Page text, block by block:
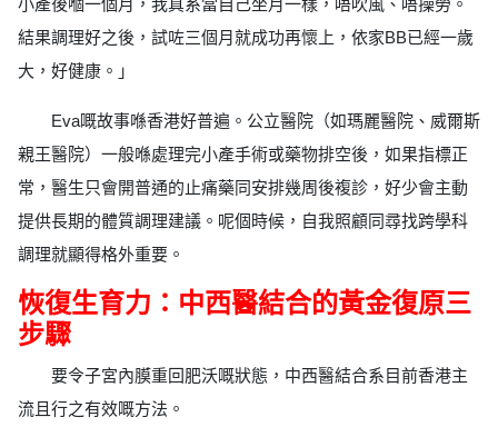
小產後嗰一個月，我真系當自己坐月一樣，唔吹風、唔操勞。
結果調理好之後，試咗三個月就成功再懷上，依家BB已經一歲
大，好健康。」
Eva嘅故事喺香港好普遍。公立醫院（如瑪麗醫院、威爾斯
親王醫院）一般喺處理完小產手術或藥物排空後，如果指標正
常，醫生只會開普通的止痛藥同安排幾周後複診，好少會主動
提供長期的體質調理建議。呢個時候，自我照顧同尋找跨學科
調理就顯得格外重要。
恢復生育力：中西醫結合的黃金復原三
步驟
要令子宮內膜重回肥沃嘅狀態，中西醫結合系目前香港主
流且行之有效嘅方法。